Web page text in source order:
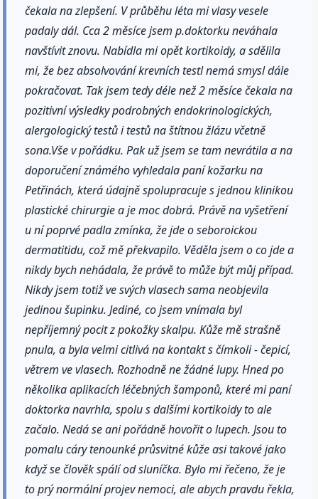
čekala na zlepšení. V průběhu léta mi vlasy vesele
padaly dál. Cca 2 měsíce jsem p.doktorku neváhala
navštívit znovu. Nabídla mi opět kortikoidy, a sdělila
mi, že bez absolvování krevních testl nemá smysl dále
pokračovat. Tak jsem tedy déle než 2 měsíce čekala na
pozitivní výsledky podrobných endokrinologických,
alergologický testů i testů na štítnou žlázu včetně
sona.Vše v pořádku. Pak už jsem se tam nevrátila a na
doporučení známého vyhledala paní kožarku na
Petřinách, která údajně spolupracuje s jednou klinikou
plastické chirurgie a je moc dobrá. Právě na vyšetření
u ní poprvé padla zmínka, že jde o seboroickou
dermatitidu, což mě překvapilo. Věděla jsem o co jde a
nikdy bych nehádala, že právě to může být můj případ.
Nikdy jsem totiž ve svých vlasech sama neobjevila
jedinou šupinku. Jediné, co jsem vnímala byl
nepříjemný pocit z pokožky skalpu. Kůže mě strašně
pnula, a byla velmi citlivá na kontakt s čímkoli - čepicí,
větrem ve vlasech. Rozhodně ne žádné lupy. Hned po
několika aplikacích léčebných šamponů, které mi paní
doktorka navrhla, spolu s dalšími kortikoidy to ale
začalo. Nedá se ani pořádně hovořit o lupech. Jsou to
pomalu cáry tenounké průsvitné kůže asi takové jako
když se člověk spálí od sluníčka. Bylo mi řečeno, že je
to prý normální projev nemoci, ale abych pravdu řekla,